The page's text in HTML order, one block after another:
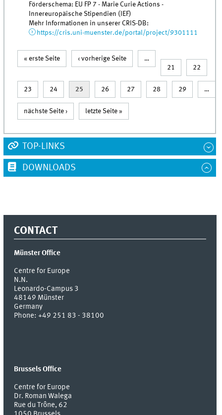
Förderschema: EU FP 7 - Marie Curie Actions -
Innereuropäische Stipendien (IEF)
Mehr Informationen in unserer CRIS-DB:
https://cris.uni-muenster.de/portal/project/9301111
Seiten
« erste Seite ‹ vorherige Seite
…
21
22
23 24 25 26 27 28 29 …
nächste Seite › letzte Seite »
TOP-LINKS
DOWNLOADS
CONTACT
Münster Office
Centre for Europe
N.N.
Leonardo-Campus 3
48149 Münster
Germany
Phone:+49 251 83 - 38100
Brussels Office
Centre for Europe
Dr. Roman Walega
Rue du Trône, 62